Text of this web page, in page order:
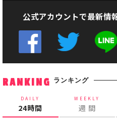
公式アカウントで最新情
RANKING ランキング
DAILY
24時間
WEEKLY
週 間